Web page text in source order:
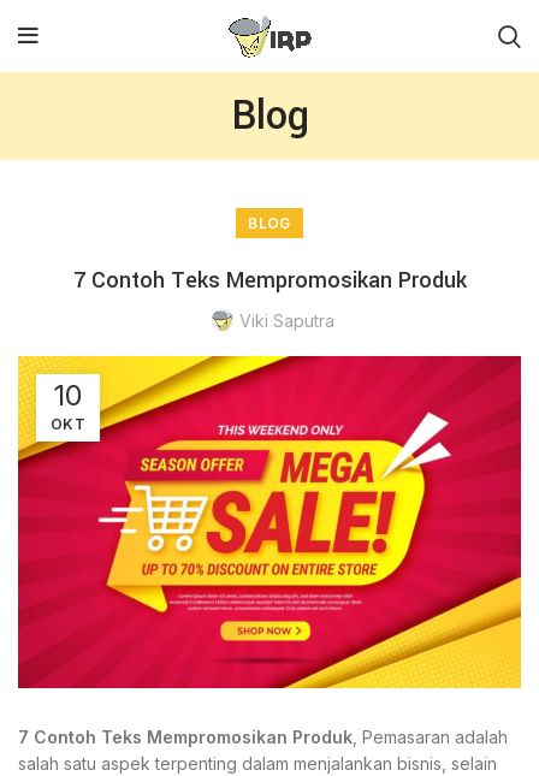
Blog
BLOG
7 Contoh Teks Mempromosikan Produk
Viki Saputra
10
OKT
7 Contoh Teks Mempromosikan Produk, Pemasaran adalah
salah satu aspek terpenting dalam menjalankan bisnis, selain